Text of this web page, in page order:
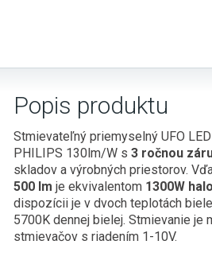
Popis produktu
Stmievateľný priemyselný UFO
PHILIPS 130lm/W s 3 ročnou
skladov a výrobných priestorov.
500 lm je ekvivalentom 1300W
dispozícii je v dvoch teplotách
5700K dennej bielej. Stmievanie je
stmievačov s riadením 1-10V.